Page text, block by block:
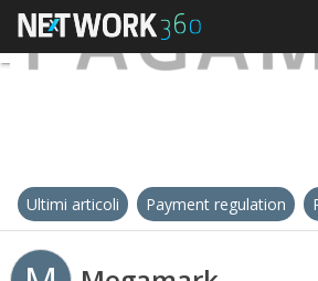
Ultimi articoli Payment regulation